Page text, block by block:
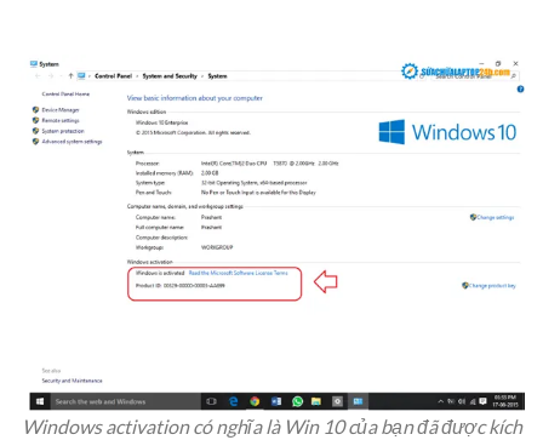
Windows activation có nghĩa là Win 10 của bạn đã được kích